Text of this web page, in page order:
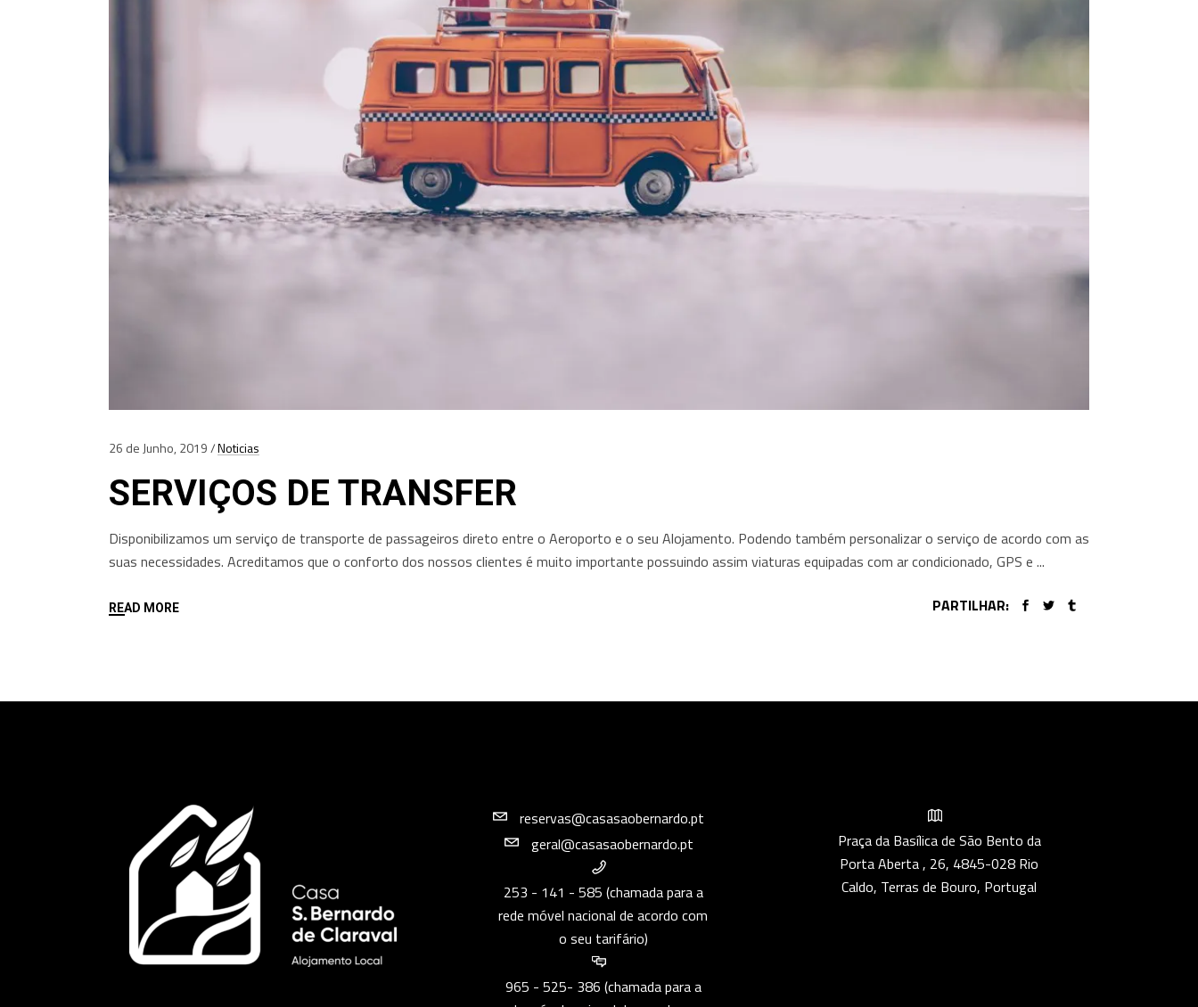
26 de Junho, 2019 Noticias
SERVIÇOS DE TRANSFER
Disponibilizamos um serviço de transporte de passageiros direto entre o Aeroporto e o seu Alojamento. Podendo também personalizar o serviço de acordo com as
suas necessidades. Acreditamos que o conforto dos nossos clientes é muito importante possuindo assim viaturas equipadas com ar condicionado, GPS e
READ MORE PARTILHAR:
reservas@casasaobernardo.pt
geral@casasaobernardo.pt
253 - 141 - 585 (chamada para a
rede móvel nacional de acordo com
o seu tarifário)
965 - 525- 386 (chamada para a
Praça da Basílica de São Bento da
Porta Aberta , 26, 4845-028 Rio
Caldo, Terras de Bouro, Portugal